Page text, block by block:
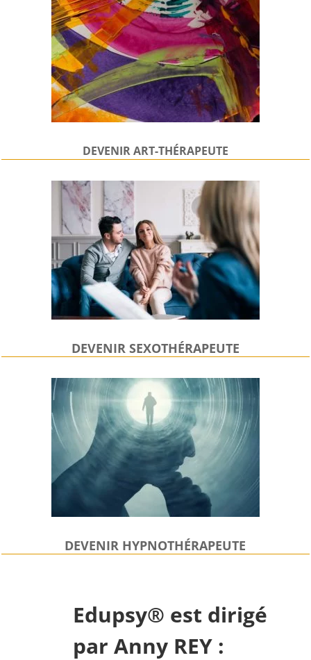
DEVENIRART-THÉRAPEUTE
DEVENIR SEXOTHÉRAPEUTE
DEVENIR HYPNOTHÉRAPEUTE
Edupsy® est dirigé
par Anny REY :